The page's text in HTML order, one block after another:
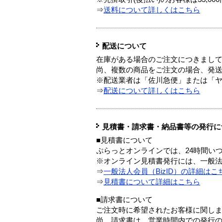
⇒送料について詳しくはこちら
配送について
在庫がある場合のご注文につきまし
尚、複数の商品をご注文の場合、発
※配送業者は「佐川急便」または「
⇒配送について詳しくはこちら
見積書・請求書・納品書等の発行
■見積書について
ぷらっとオンラインでは、24時間い
※オンライン見積書発行には、一般
⇒一般法人会員（BizID）の詳細はこ
⇒ 見積書について詳細はこちら
■請求書について
ご注文時に希望されたお客様に関し
尚、請求書は、営業時間内での発行